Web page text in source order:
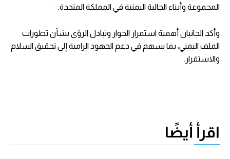
المجموعة وأبناء الجالية اليمنية في المملكة المتحدة.
وأكد الجانبان أهمية استمرار الحوار وتبادل الرؤى بشأن تطورات
الملف اليمني، بما يسهم في دعم الجهود الرامية إلى تحقيق السلام
والاستقرار.
اقرأ أيضًا